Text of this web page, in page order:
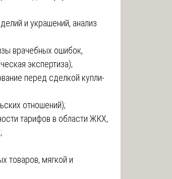
и украшений, анализ
врачебных ошибок,
экспертиза);
перед сделкой купли-
отношений);
тарифов в области ЖКХ,
товаров, мягкой и